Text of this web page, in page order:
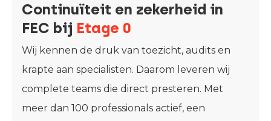
Continuïteit en zekerheid in
FEC bij Etage 0
Wij kennen de druk van toezicht, audits en
krapte aan specialisten. Daarom leveren wij
complete teams die direct presteren. Met
meer dan 100 professionals actief, een